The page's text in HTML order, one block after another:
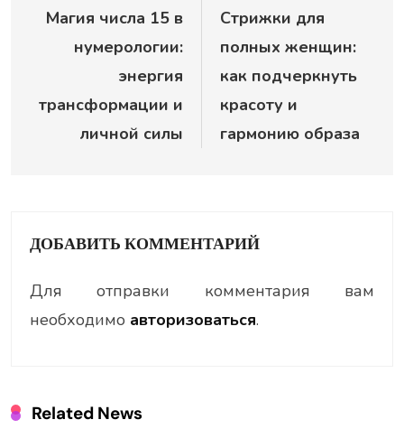
по
записям
Магия числа 15 в
нумерологии:
энергия
трансформации и
личной силы
Стрижки для
полных женщин:
как подчеркнуть
красоту и
гармонию образа
ДОБАВИТЬ КОММЕНТАРИЙ
Для отправки комментария вам
необходимо авторизоваться.
Related News